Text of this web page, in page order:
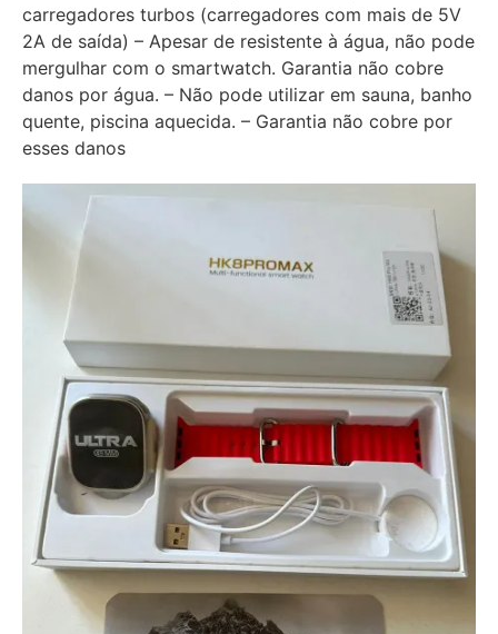
carregadores turbos (carregadores com mais de 5V
2A de saída) – Apesar de resistente à água, não pode
mergulhar com o smartwatch. Garantia não cobre
danos por água. – Não pode utilizar em sauna, banho
quente, piscina aquecida. – Garantia não cobre por
esses danos